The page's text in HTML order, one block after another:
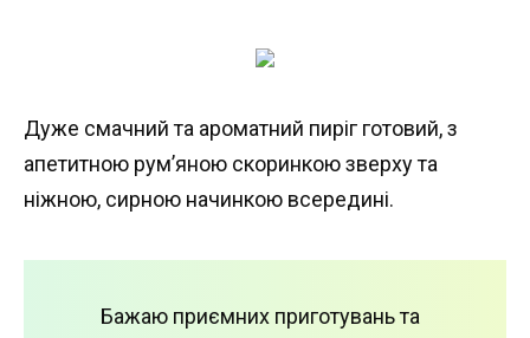
Дуже смачний та ароматний пиріг готовий, з
апетитною рум’яною скоринкою зверху та
ніжною, сирною начинкою всередині.
Бажаю приємних приготувань та